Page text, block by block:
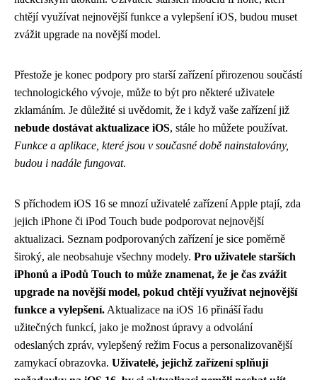
chtějí využívat nejnovější funkce a vylepšení iOS, budou muset
zvážit upgrade na novější model.
Přestože je konec podpory pro starší zařízení přirozenou součástí
technologického vývoje, může to být pro některé uživatele
zklamáním. Je důležité si uvědomit, že i když vaše zařízení již
nebude dostávat aktualizace iOS, stále ho můžete používat.
Funkce a aplikace, které jsou v současné době nainstalovány,
budou i nadále fungovat.
S příchodem iOS 16 se mnozí uživatelé zařízení Apple ptají, zda
jejich iPhone či iPod Touch bude podporovat nejnovější
aktualizaci. Seznam podporovaných zařízení je sice poměrně
široký, ale neobsahuje všechny modely. Pro uživatele starších
iPhonů a iPodů Touch to může znamenat, že je čas zvážit
upgrade na novější model, pokud chtějí využívat nejnovější
funkce a vylepšení. Aktualizace na iOS 16 přináší řadu
užitečných funkcí, jako je možnost úpravy a odvolání
odeslaných zpráv, vylepšený režim Focus a personalizovanější
zamykací obrazovka. Uživatelé, jejichž zařízení splňují